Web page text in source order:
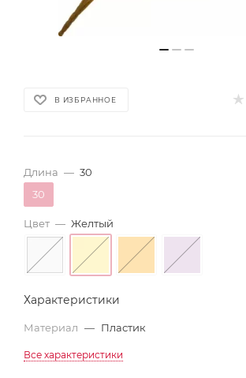
В ИЗБРАННОЕ
Длина — 30
30
Цвет — Желтый
Характеристики
Материал — Пластик
Все характеристики